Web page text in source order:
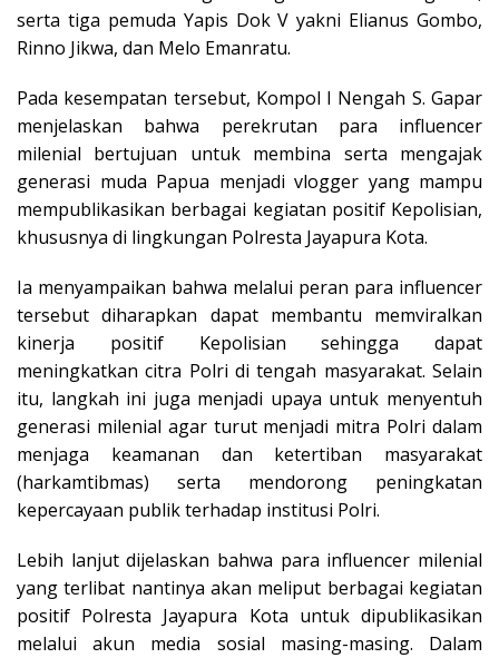
serta tiga pemuda Yapis Dok V yakni Elianus Gombo,
Rinno Jikwa, dan Melo Emanratu.
Pada kesempatan tersebut, Kompol I Nengah S. Gapar
menjelaskan bahwa perekrutan para influencer
milenial bertujuan untuk membina serta mengajak
generasi muda Papua menjadi vlogger yang mampu
mempublikasikan berbagai kegiatan positif Kepolisian,
khususnya di lingkungan Polresta Jayapura Kota.
Ia menyampaikan bahwa melalui peran para influencer
tersebut diharapkan dapat membantu memviralkan
kinerja positif Kepolisian sehingga dapat
meningkatkan citra Polri di tengah masyarakat. Selain
itu, langkah ini juga menjadi upaya untuk menyentuh
generasi milenial agar turut menjadi mitra Polri dalam
menjaga keamanan dan ketertiban masyarakat
(harkamtibmas) serta mendorong peningkatan
kepercayaan publik terhadap institusi Polri.
Lebih lanjut dijelaskan bahwa para influencer milenial
yang terlibat nantinya akan meliput berbagai kegiatan
positif Polresta Jayapura Kota untuk dipublikasikan
melalui akun media sosial masing-masing. Dalam